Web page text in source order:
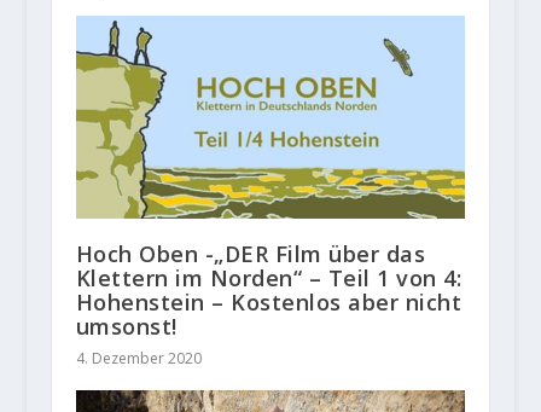
Hoch Oben -„DER Film über das
Klettern im Norden“ – Teil 1 von 4:
Hohenstein – Kostenlos aber nicht
umsonst!
4. Dezember 2020